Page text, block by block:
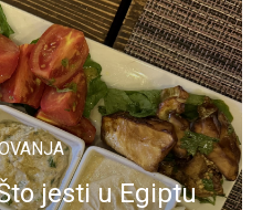
jesti u Egiptu